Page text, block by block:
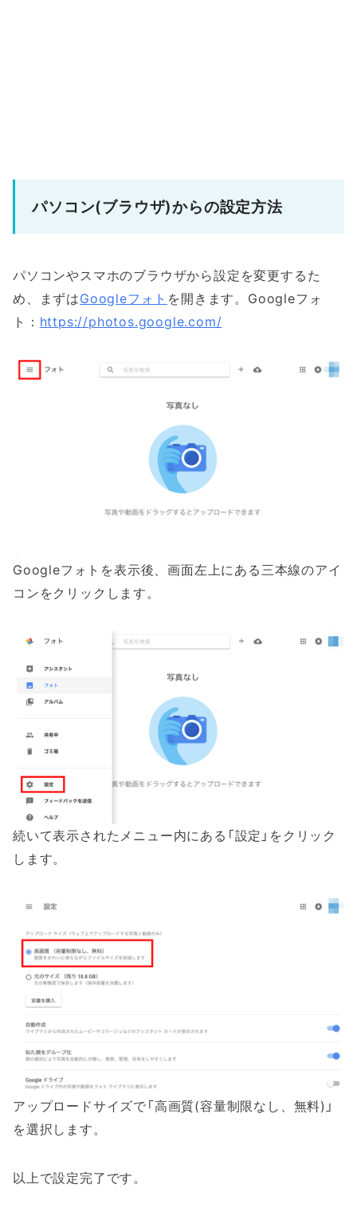
パソコン(ブラウザ)からの設定方法
パソコンやスマホのブラウザから設定を変更するた
め、まずはGoogleフォト を開きます。Googleフォ
ト： https://photos.google.com/
Googleフォトを表示後、画面左上にある三本線のアイ
コンをクリックします。
続いて表示されたメニュー内にある「設定」をクリック
します。
アップロードサイズで「高画質(容量制限なし、無料)」
を選択します。
以上で設定完了です。